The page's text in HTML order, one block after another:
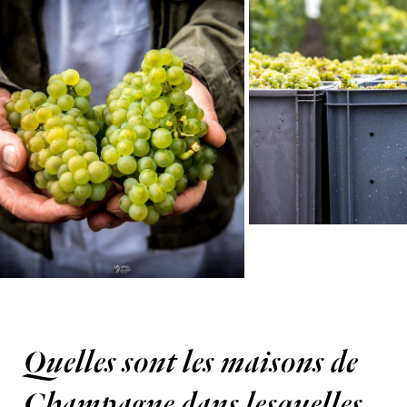
Quelles sont les maisons de